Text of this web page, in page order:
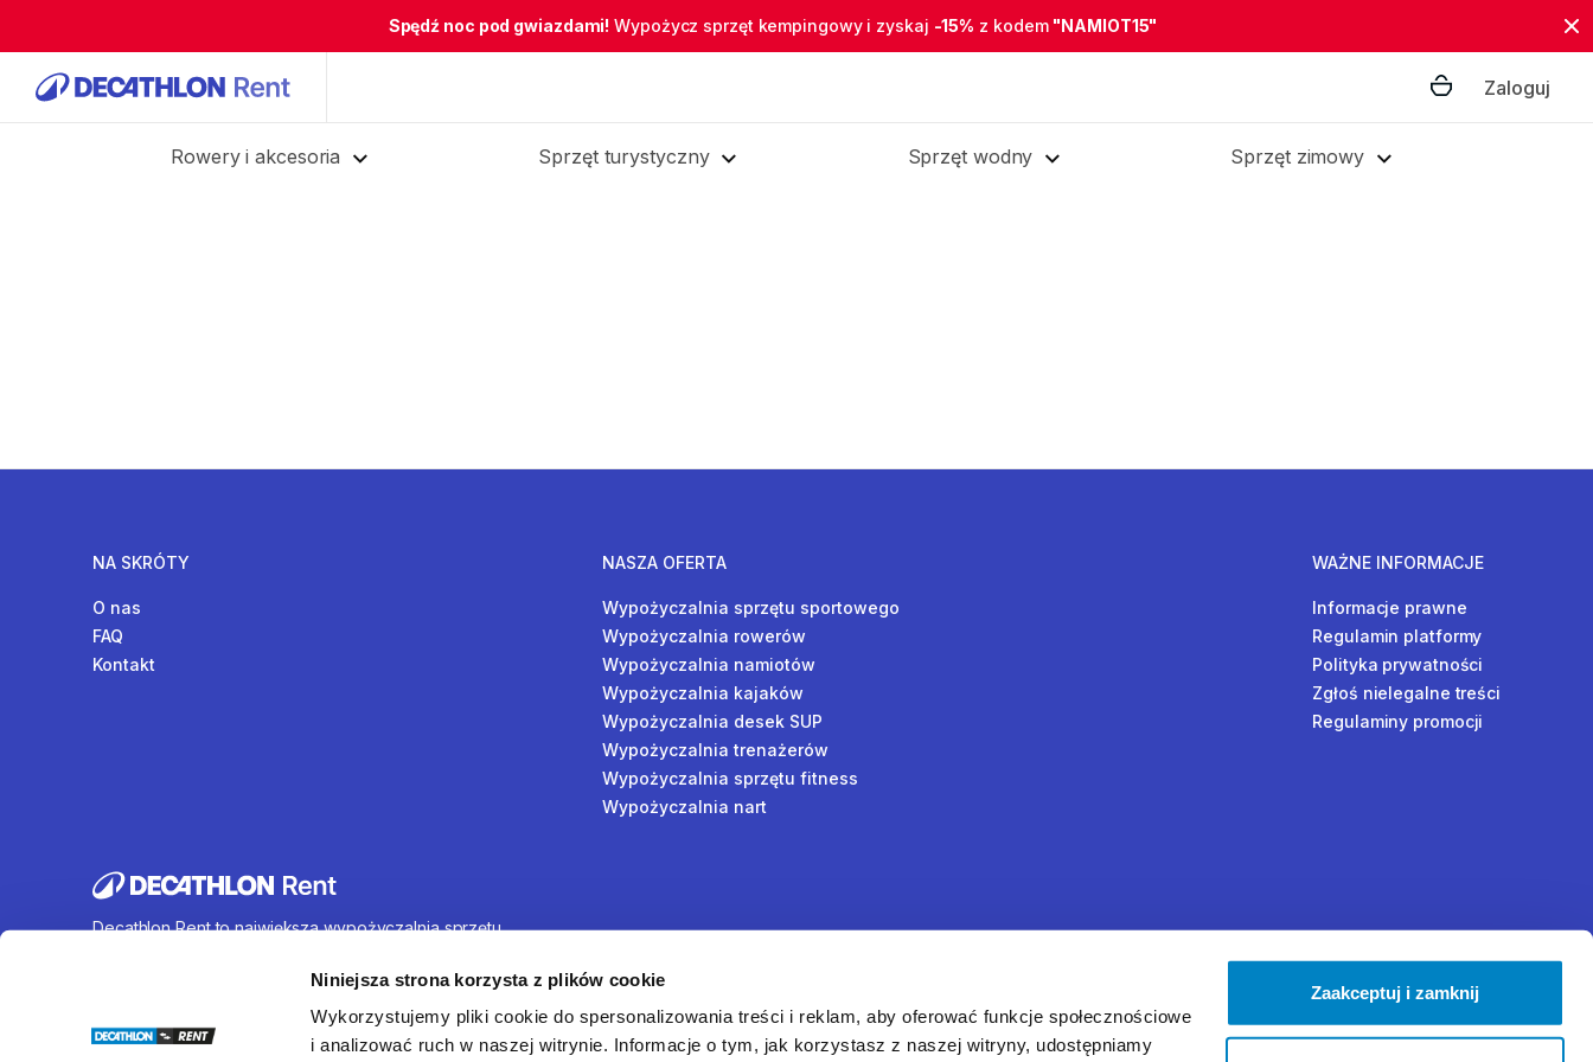
Niniejsza strona korzysta z plików cookie
Wykorzystujemy pliki cookie do spersonalizowania treści i reklam, aby oferować funkcje społecznościowe
i analizować ruch w naszej witrynie. Informacje o tym, jak korzystasz z naszej witryny, udostępniamy
Zaakceptuj i zamknij
Spędź noc pod gwiazdami! Wypożycz sprzęt kempingowy i zyskaj -15% z kodem "NAMIOT15"
Zaloguj
Rowery i akcesoria Sprzęt turystyczny Sprzęt wodny Sprzęt zimowy
NA SKRÓTY
O nas
FAQ
Kontakt
NASZA OFERTA
Wypożyczalnia sprzętu sportowego
Wypożyczalnia rowerów
Wypożyczalnia namiotów
Wypożyczalnia kajaków
Wypożyczalnia desek SUP
Wypożyczalnia trenażerów
Wypożyczalnia sprzętu fitness
Wypożyczalnia nart
WAŻNE INFORMACJE
Informacje prawne
Regulamin platformy
Polityka prywatności
Zgłoś nielegalne treści
Regulaminy promocji
Decathlon Rent to największa wypożyczalnia sprzętu
wynajem rowerów, sprzętu turystycznego, sprzętu do